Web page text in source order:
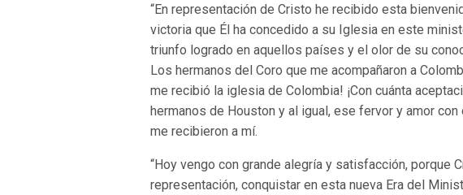
“En representación de Cristo he recibido esta
victoria que Él ha concedido a su Iglesia en este
triunfo logrado en aquellos países y el olor de su
Los hermanos del Coro que me acompañaron a
me recibió la iglesia de Colombia! ¡Con cuánta
hermanos de Houston y al igual, ese fervor y amor
me recibieron a mí.
“Hoy vengo con grande alegría y satisfacción, porque
representación, conquistar en esta nueva Era del